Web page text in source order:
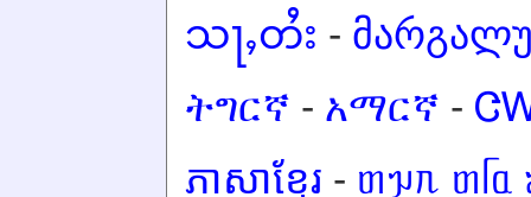
သႃႇတႆး -
ትግርኛ - አማርኛ -
ភាសាខ្មែរ - ᥖᥭᥰ ᥖᥬᥲ